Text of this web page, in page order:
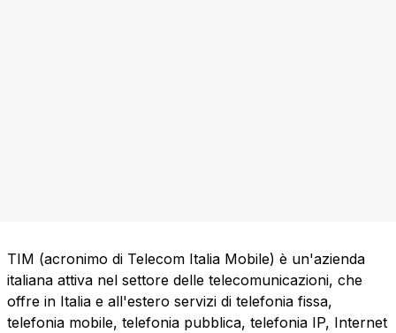
TIM (acronimo di Telecom Italia Mobile) è un'azienda
italiana attiva nel settore delle telecomunicazioni, che
offre in Italia e all'estero servizi di telefonia fissa,
telefonia mobile, telefonia pubblica, telefonia IP, Internet